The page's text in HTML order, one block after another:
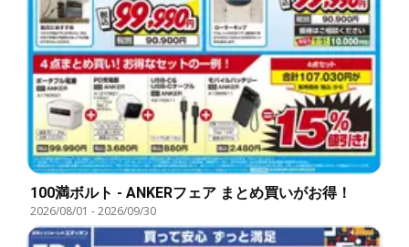
100満ボルト - ANKERフェア まとめ買いがお得！
2026/08/01 -2026/09/30